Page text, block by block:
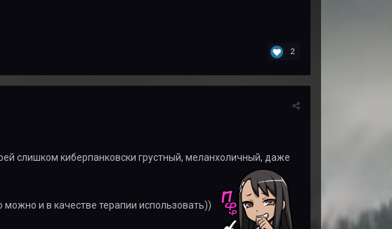
2
слишком киберпанковски грустный, меланхоличный, даже
можно и в качестве терапии использовать))